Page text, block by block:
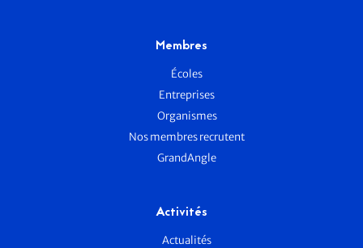
Membres
Écoles
Entreprises
Organismes
Nos membres recrutent
GrandAngle
Activités
Actualités